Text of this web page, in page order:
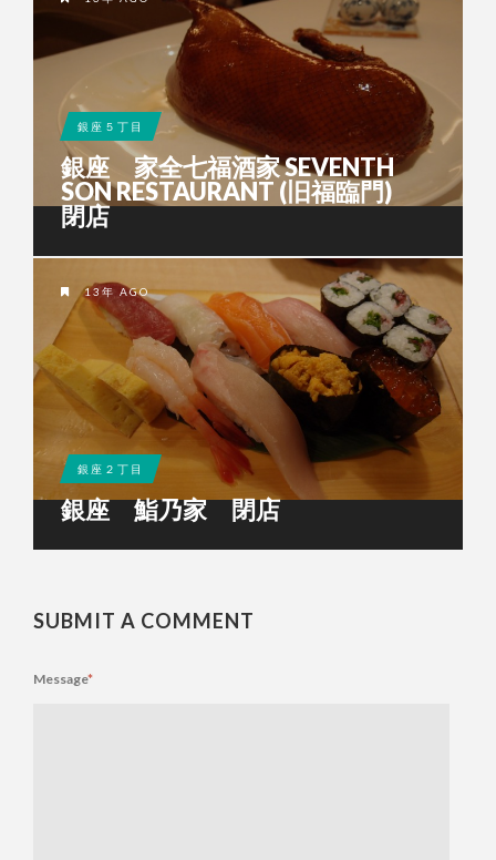
銀座５丁目
銀座 家全七福酒家 SEVENTH
SON RESTAURANT (旧福臨門)
閉店
13年 AGO
銀座２丁目
銀座 鮨乃家 閉店
SUBMIT A COMMENT
Message*